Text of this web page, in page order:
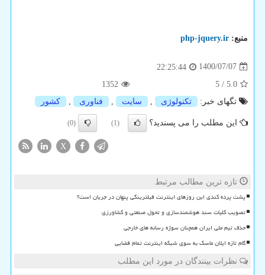
منبع: php-jquery.ir
1400/07/07
22:25:44
5.0
/
5
1352
تگهای خبر:
تكنولوژی سایت فناوری كشور
این مطلب را می پسندید؟ (1)
(0)
X
تازه ترین مطالب مرتبط
پشت پرده کندی این روزهای اینترنت فیلترینگی پنهان در جریان است؟
تصویب کلیات سند هوشمندسازی و تحول صنعتی و کشاورزی
حذف تیم ملی ایران همچنان سوژه رسانه های خارجی
گام تازه ایلان ماسک به سوی شبکه اینترنت تمام فضایی
نظرات بینندگان در مورد این مطلب